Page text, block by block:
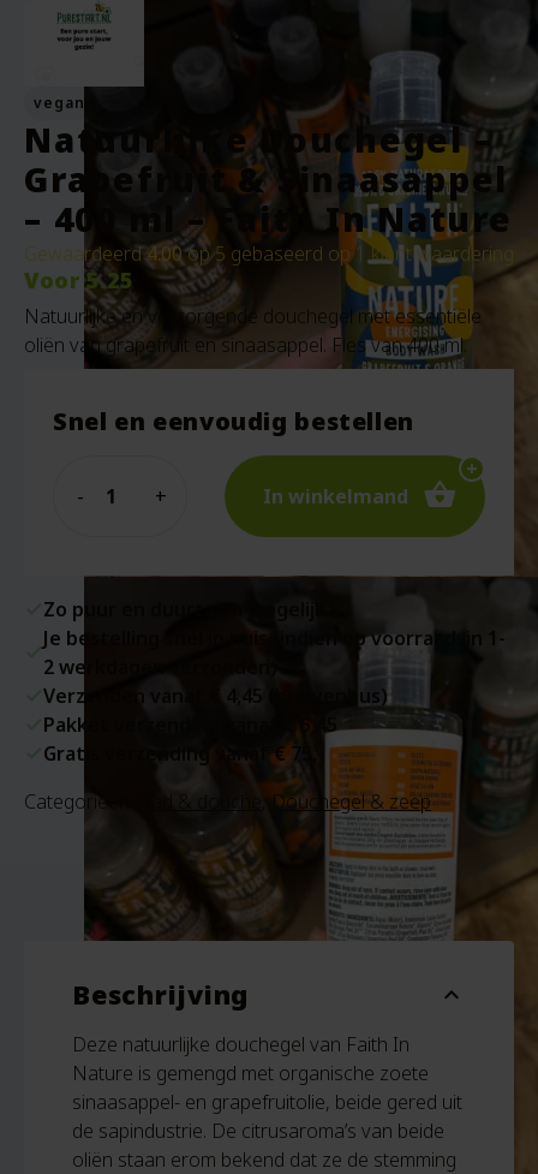
vegan
Natuurlijke Douchegel –
Grapefruit & Sinaasappel
– 400 ml – Faith In Nature
Gewaardeerd4.00op 5 gebaseerd op1 klant waardering
Voor5.25
Natuurlijke en verzorgende douchegel met essentiële
oliën van grapefruit en sinaasappel. Fles van 400 ml.
Snel en eenvoudig bestellen
In winkelmand
Zo puur en duurzaam mogelijk
Je bestelling snel in huis (indien op voorraad: in 1-
2 werkdagen verzonden)
Verzenden vanaf € 4,45 (brievenbus)
Pakket verzending vanaf € 5,45
Gratis verzending vanaf € 75,-
Categorieën:
Douchegel & zeep
Beschrijving expand_more
Deze natuurlijke douchegel van Faith In
Nature is gemengd met organische zoete
sinaasappel- en grapefruitolie, beide gered uit
de sapindustrie. De citrusaroma’s van beide
oliën staan erom bekend dat ze de stemming